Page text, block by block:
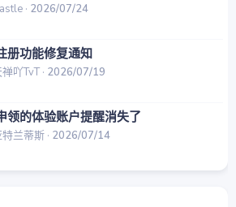
2026/07/24
册功能修复通知
吖TvT 2026/07/19
领的体验账户提醒消失了
兰蒂斯 2026/07/14